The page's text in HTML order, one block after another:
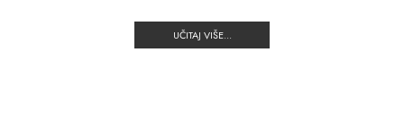
UČITAJ VIŠE...